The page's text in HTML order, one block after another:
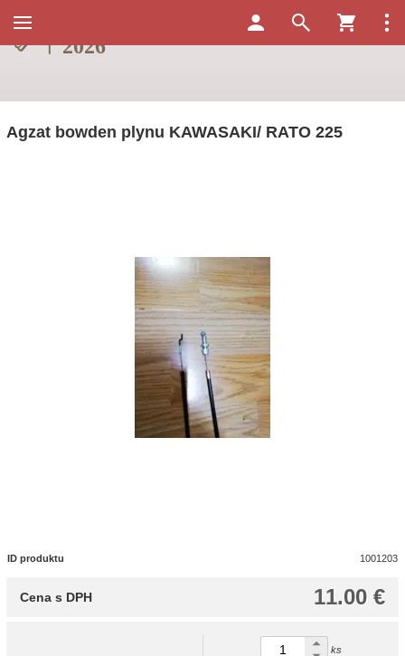
Agzat bowden plynu KAWASAKI/ RATO 225
ID produktu 1001203
11.00 €
Cena s DPH
ks